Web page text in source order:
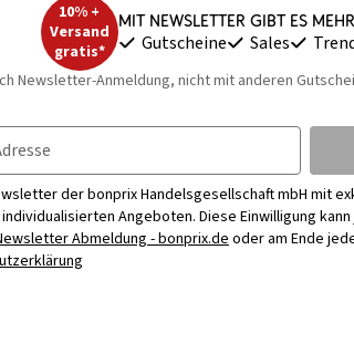
10% +
Versand
gratis*
Mit Newsletter gibt es mehr
Gutscheine Sales
Newsletter-Anmeldung, nicht mit anderen
der bonprix Handelsgesellschaft mbH mit
Angeboten. Diese Einwilligung
Abmeldung - bonprix.deoder am Ende